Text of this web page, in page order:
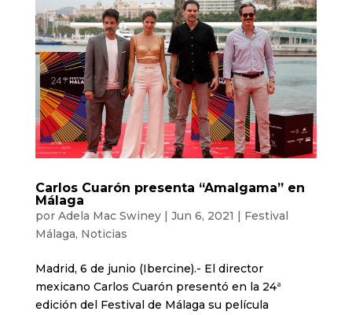
Carlos Cuarón presenta “Amalgama” en
Málaga
por Adela Mac Swiney| Jun 6, 2021
Festival
Málaga, Noticias
Madrid, 6 de junio (Ibercine).- El director
mexicano Carlos Cuarón presentó en la 24ª
edición del Festival de Málaga su película